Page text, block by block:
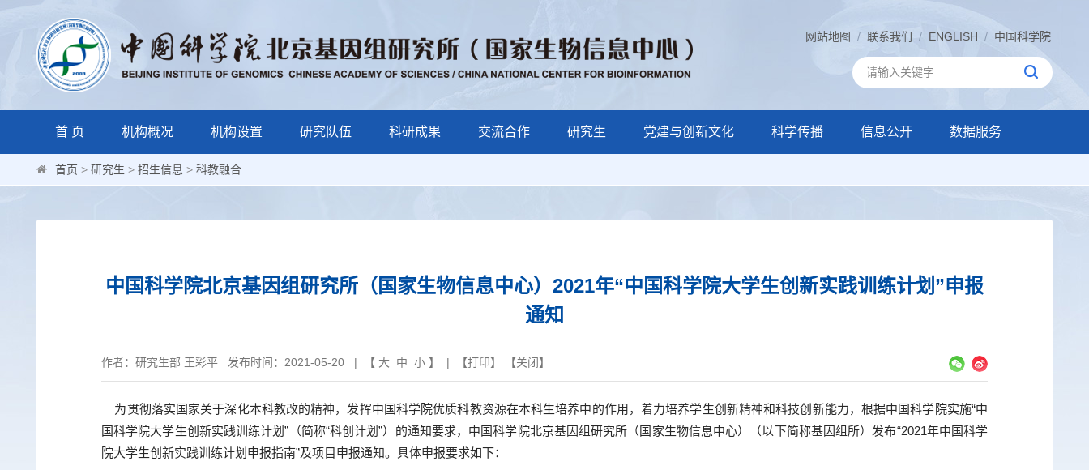
网站地图 / 联系我们 / ENGLISH / 中国科学院
首 页 机构概况 机构设置 研究队伍 科研成果 交流合作 研究生 党建与创新文化 科学传播 信息公开 数据服务
首页 > 研究生 > 招生信息 > 科教融合
中国科学院北京基因组研究所（国家生物信息中心）2021年“中国科学院大学生创新实践训练计划”申报
通知
作者：研究生部 王彩平 发布时间：2021-05-20 | 【 大 中 小 】 | 【打印】 【关闭】
为贯彻落实国家关于深化本科教改的精神，发挥中国科学院优质科教资源在本科生培养中的作用，着力培养学生创新精神和科技创新能力，根据中国科学院实施“中
国科学院大学生创新实践训练计划”（简称“科创计划”）的通知要求，中国科学院北京基因组研究所（国家生物信息中心）（以下简称基因组所）发布“2021年中国科学
院大学生创新实践训练计划申报指南”及项目申报通知。具体申报要求如下：